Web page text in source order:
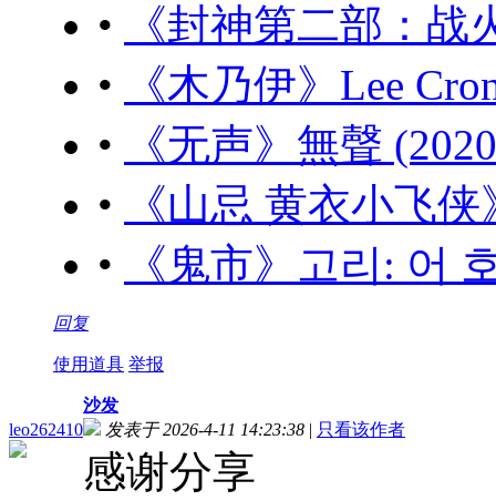
•
《封神第二部：
•
《木乃伊》Lee
•
《无声》無聲
•
《山忌 黄衣小飞
•
《鬼市》고리: 어
回复
使用道具 举报
leo262410
沙发
发表于 2026-4-11 14:23:38 | 只看该作者
感谢分享